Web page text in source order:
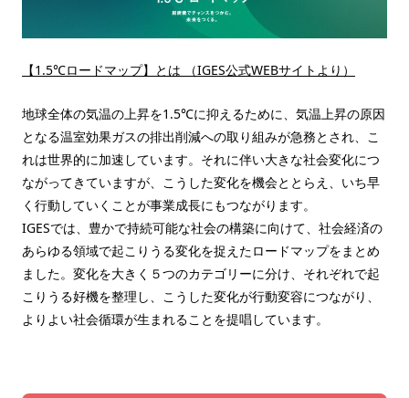
【1.5℃ロードマップ】とは （IGES公式WEBサイトより）
地球全体の気温の上昇を1.5℃に抑えるために、気温上昇の原因
となる温室効果ガスの排出削減への取り組みが急務とされ、こ
れは世界的に加速しています。それに伴い大きな社会変化につ
ながってきていますが、こうした変化を機会ととらえ、いち早
く行動していくことが事業成長にもつながります。
IGESでは、豊かで持続可能な社会の構築に向けて、社会経済の
あらゆる領域で起こりうる変化を捉えたロードマップをまとめ
ました。変化を大きく５つのカテゴリーに分け、それぞれで起
こりうる好機を整理し、こうした変化が行動変容につながり、
よりよい社会循環が生まれることを提唱しています。